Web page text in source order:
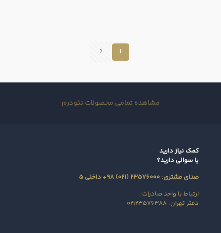
1
2
مشاهده تمامی محصولات نئودرم
کمک نیاز دارید
یا سوالی دارید؟
صدای مشتری: ۲۳۵۷۶۰۰۰ (۰۲۱) ۹۸+ داخلی ۵
ارتباط با واحد صادرات:
دفتر تهران: ۰۲۱۲۳۵۷۶۳۸۸